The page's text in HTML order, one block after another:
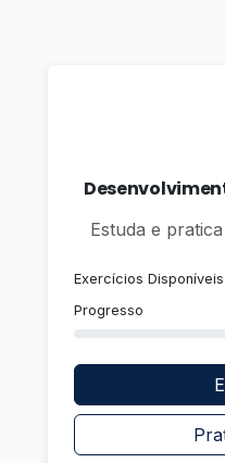
Estuda e
Exercícios Disponíveis
Progresso